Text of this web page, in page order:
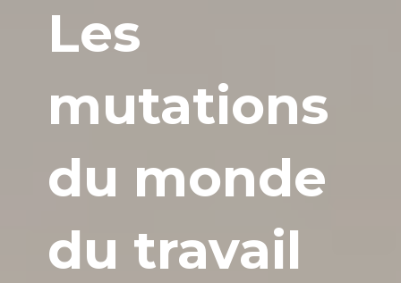
Les
mutations
du monde
du travail